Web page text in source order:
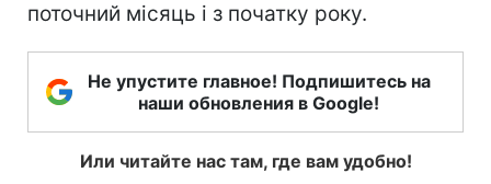
поточний місяць і з початку року.
Не упустите главное! Подпишитесь на
наши обновления в Google!
Или читайте нас там, где вам удобно!